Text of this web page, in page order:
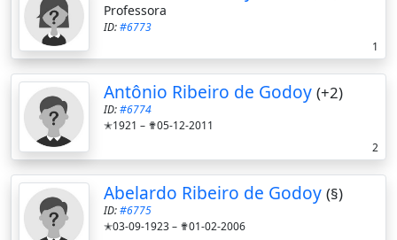
Professora
ID:#6773
1
Antônio Ribeiro de Godoy (+2)
ID:#6774
✭1921 – ✟05-12-2011
2
Abelardo Ribeiro de Godoy (§)
ID:#6775
✭03-09-1923 – ✟01-02-2006